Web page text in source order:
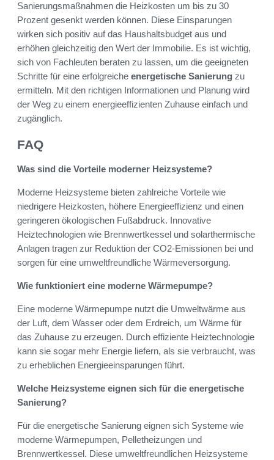
Sanierungsmaßnahmen die Heizkosten um bis zu 30
Prozent gesenkt werden können. Diese Einsparungen
wirken sich positiv auf das Haushaltsbudget aus und
erhöhen gleichzeitig den Wert der Immobilie. Es ist wichtig,
sich von Fachleuten beraten zu lassen, um die geeigneten
Schritte für eine erfolgreiche energetische Sanierung zu
ermitteln. Mit den richtigen Informationen und Planung wird
der Weg zu einem energieeffizienten Zuhause einfach und
zugänglich.
FAQ
Was sind die Vorteile moderner Heizsysteme?
Moderne Heizsysteme bieten zahlreiche Vorteile wie
niedrigere Heizkosten, höhere Energieeffizienz und einen
geringeren ökologischen Fußabdruck. Innovative
Heiztechnologien wie Brennwertkessel und solarthermische
Anlagen tragen zur Reduktion der CO2-Emissionen bei und
sorgen für eine umweltfreundliche Wärmeversorgung.
Wie funktioniert eine moderne Wärmepumpe?
Eine moderne Wärmepumpe nutzt die Umweltwärme aus
der Luft, dem Wasser oder dem Erdreich, um Wärme für
das Zuhause zu erzeugen. Durch effiziente Heiztechnologie
kann sie sogar mehr Energie liefern, als sie verbraucht, was
zu erheblichen Energieeinsparungen führt.
Welche Heizsysteme eignen sich für die energetische
Sanierung?
Für die energetische Sanierung eignen sich Systeme wie
moderne Wärmepumpen, Pelletheizungen und
Brennwertkessel. Diese umweltfreundlichen Heizsysteme